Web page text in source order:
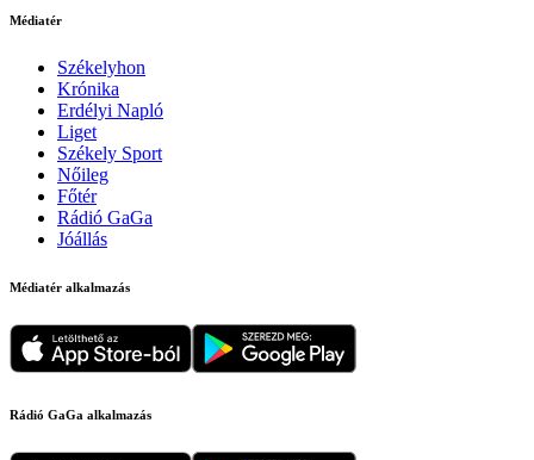
Médiatér
Székelyhon
Krónika
Erdélyi Napló
Liget
Székely Sport
Nőileg
Főtér
Rádió GaGa
Jóállás
Médiatér alkalmazás
Rádió GaGa alkalmazás